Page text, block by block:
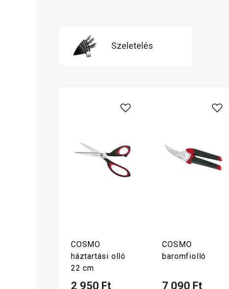
Szeletelés
COSMO
háztartási olló
22 cm
2 950 Ft
COSMO
baromfiolló
7 090 Ft